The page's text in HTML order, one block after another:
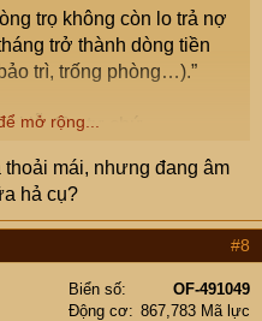
trọ không còn lo trả nợ
trở thành dòng tiền
trì, trống phòng…).”
lỗ đầu tư chứ.
mở rộng...
thoải mái, nhưng đang âm
hả cụ?
#8
Biển số
OF-491049
Động cơ
867,783 Mã lực